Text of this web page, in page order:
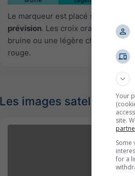
Le marqueur est placé sur
prévision. Les croix orange
bruine ou une légère chute de
rouge.
Les images satellitesYour
site.
Some
for a